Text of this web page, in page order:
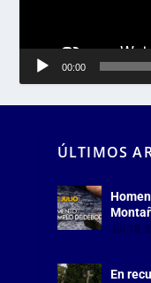
00:00
ÚLTIMOS
Jul 18,
En